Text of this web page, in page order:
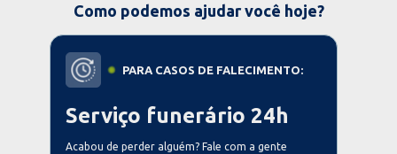
Como podemos ajudar você hoje?
PARA CASOS DE FALECIMENTO:
Serviço funerário 24h
Acabou de perder alguém? Fale com a gente